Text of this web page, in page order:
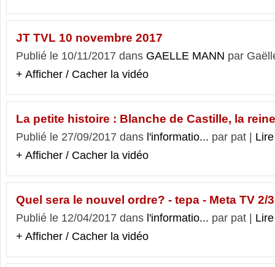
JT TVL 10 novembre 2017
Publié le 10/11/2017 dans GAELLE MANN par
+ Afficher / Cacher la vidéo
La petite histoire : Blanche de Castille, la
Publié le 27/09/2017 dans l'informatio... par pat |
+ Afficher / Cacher la vidéo
Quel sera le nouvel ordre? - tepa - Meta TV 2/3
Publié le 12/04/2017 dans l'informatio... par pat |
+ Afficher / Cacher la vidéo